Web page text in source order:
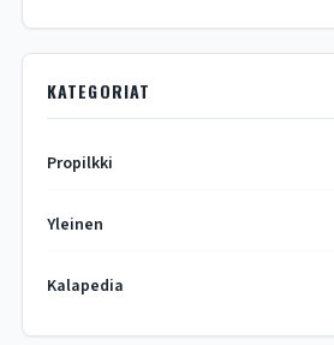
KATEGORIAT
Propilkki
Yleinen
Kalapedia